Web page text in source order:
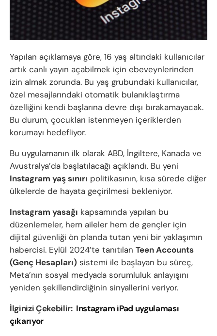
Yapılan açıklamaya göre, 16 yaş altındaki kullanıcılar
artık canlı yayın açabilmek için ebeveynlerinden
izin almak zorunda. Bu yaş grubundaki kullanıcılar,
özel mesajlarındaki otomatik bulanıklaştırma
özelliğini kendi başlarına devre dışı bırakamayacak.
Bu durum, çocukları istenmeyen içeriklerden
korumayı hedefliyor.
Bu uygulamanın ilk olarak ABD, İngiltere, Kanada ve
Avustralya’da başlatılacağı açıklandı. Bu yeni
Instagram yaş sınırı politikasının, kısa sürede diğer
ülkelerde de hayata geçirilmesi bekleniyor.
Instagram yasağı kapsamında yapılan bu
düzenlemeler, hem aileler hem de gençler için
dijital güvenliği ön planda tutan yeni bir yaklaşımın
habercisi. Eylül 2024’te tanıtılan Teen Accounts
(Genç Hesapları) sistemi ile başlayan bu süreç,
Meta’nın sosyal medyada sorumluluk anlayışını
yeniden şekillendirdiğinin sinyallerini veriyor.
İlginizi Çekebilir: Instagram iPad uygulaması
çıkarıyor